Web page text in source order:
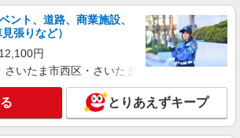
り） ※給与幅は経験・能力による
熊本県宇土市 【最寄駅】JR鹿児島本線・三角
宇土」駅 ★勤務地は3000ヶ所以上★ 自宅か
通いやすいエリアなど、お好きな勤務地をお選
下さい！！
詳細を見る
ークCW 熊本支店/ms430101
ント、道路、商業施設、
張りなど）
円
さいたま市西区・さいたま市岩槻区・久喜市・
とりあえずキープ